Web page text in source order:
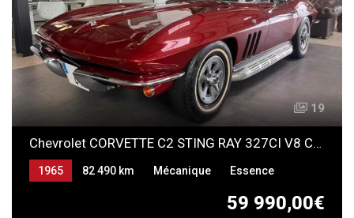
19
Chevrolet CORVETTE C2 STING RAY 327CI V8 CABRIOLET HARD TOP
59 990,00€
1965 82 490 km Mécanique Essence